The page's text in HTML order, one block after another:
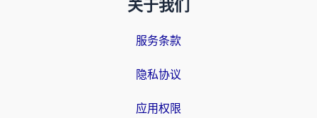
关于我们
服务条款
隐私协议
应用权限